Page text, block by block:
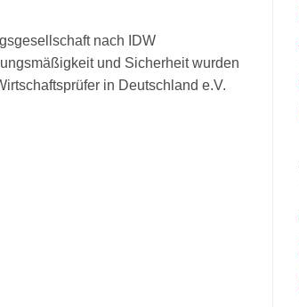
nach IDW
und Sicherheit wurden
in Deutschland e.V.